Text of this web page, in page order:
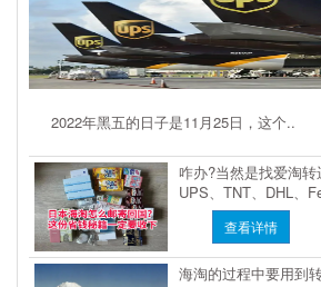
2022年黑五的日子是11月25日，这个..
咋办?当然是找爱淘转
UPS、TNT、DHL、
查看详情
海淘的过程中要用到